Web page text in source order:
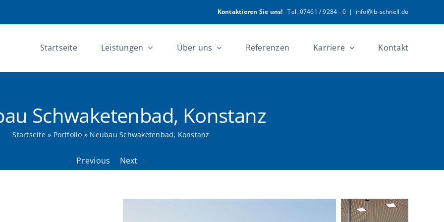
Kontaktieren Sie uns! Tel: 07461 / 9284 - 0 | info@ib-schnell.de
Startseite Leistungen Über uns Referenzen Karriere Kontakt
Schwaketenbad, Konstanz
Startseite» Portfolio » Neubau Schwaketenbad, Konstanz
Previous Next